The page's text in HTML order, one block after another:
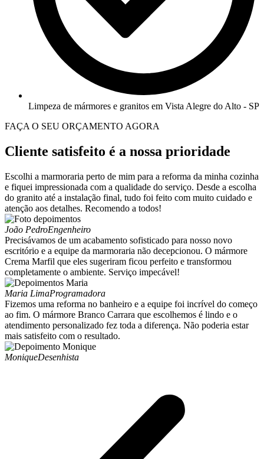
Limpeza de mármores e granitos em Vista Alegre do Alto - SP
FAÇA O SEU ORÇAMENTO AGORA
Cliente satisfeito é a nossa prioridade
Escolhi a marmoraria perto de mim para a reforma da minha cozinha
e fiquei impressionada com a qualidade do serviço. Desde a escolha
do granito até a instalação final, tudo foi feito com muito cuidado e
atenção aos detalhes. Recomendo a todos!
João PedroEngenheiro
Precisávamos de um acabamento sofisticado para nosso novo
escritório e a equipe da marmoraria não decepcionou. O mármore
Crema Marfil que eles sugeriram ficou perfeito e transformou
completamente o ambiente. Serviço impecável!
Maria LimaProgramadora
Fizemos uma reforma no banheiro e a equipe foi incrível do começo
ao fim. O mármore Branco Carrara que escolhemos é lindo e o
atendimento personalizado fez toda a diferença. Não poderia estar
mais satisfeito com o resultado.
MoniqueDesenhista